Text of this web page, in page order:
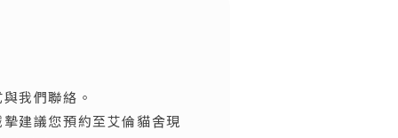
我們聯絡。
建議您預約至艾倫貓舍現